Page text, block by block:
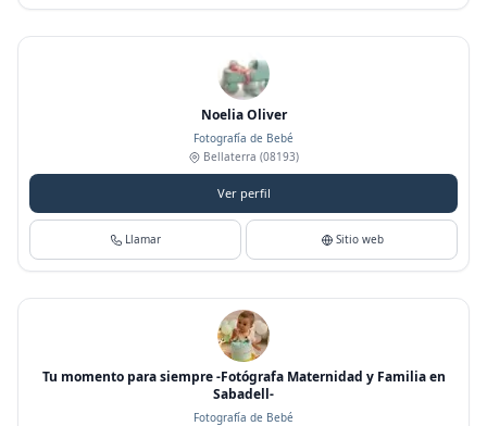
Noelia Oliver
Fotografía de Bebé
Bellaterra (08193)
Ver perfil
Llamar Sitio web
Tu momento para siempre -Fotógrafa Maternidad y Familia en
Sabadell-
Fotografía de Bebé